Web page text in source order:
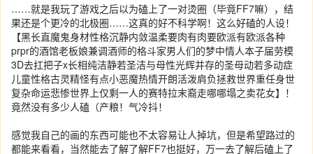
……就是我玩了游戏之后以为磕上了一对烫圈（毕竟FF7嘛），结
果还是个更冷的北极圈……这真的好不科学啊！这么好磕的人设！
【黑长直魔鬼身材性格沉静内敛温柔要肉有肉要欧派有欧派各种
prpr的酒馆老板娘兼调酒师的格斗家男人们的梦中情人本子届劳模
3D去扛把子x长相纯洁静若圣洁与母性光辉并存的圣母动若多动症
儿童性格古灵精怪有点小恶魔热情开朗活泼肩负拯救世界重任身世
复杂命运悲惨世界上仅剩一人的赛特拉末裔走哪哪塌之卖花女】！
竟然没有多少人磕（产粮！气冷抖！
感觉我自己的画的东西可能也不太容易让人掉坑，但是希望路过的
都能来看看，当然能去了解了解FF7也挺好，万一去了解后磕上了